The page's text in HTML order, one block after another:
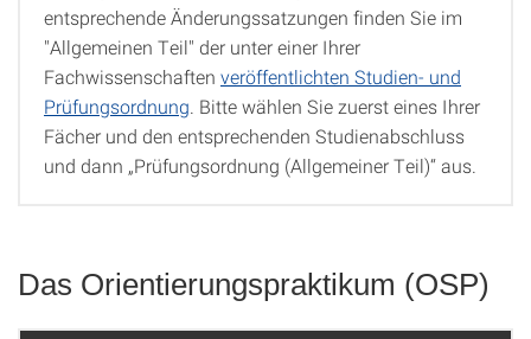
entsprechende Änderungssatzungen finden Sie im
"Allgemeinen Teil" der unter einer Ihrer
Fachwissenschaften veröffentlichten Studien- und
Prüfungsordnung . Bitte wählen Sie zuerst eines Ihrer
Fächer und den entsprechenden Studienabschluss
und dann „Prüfungsordnung (Allgemeiner Teil)“ aus.
Das Orientierungspraktikum (OSP)